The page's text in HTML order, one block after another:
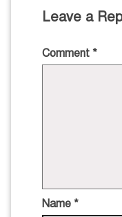
Leave a
Comment *
Name *